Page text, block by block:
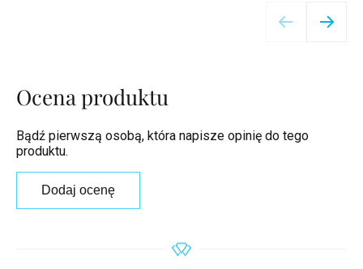
Ocena produktu
Bądź pierwszą osobą, która napisze opinię do tego
produktu.
Dodaj ocenę